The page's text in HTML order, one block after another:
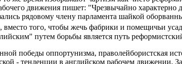
движения пишет: "Чрезвычайно характерно
рядовому члену парламента шайкой
того, чтобы жечь фабрики и помещичьи
путем борьбы является путь
победы оппортунизма, праволейбористская
- тенденции в английском рабочем движении.